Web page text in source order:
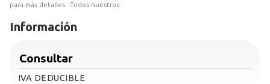
para más detalles. -Todos nuestros...
Información
Consultar
IVA DEDUCIBLE